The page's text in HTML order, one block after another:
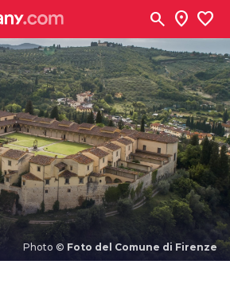
search location_on favorite
Photo © Foto del Comune di Firenze